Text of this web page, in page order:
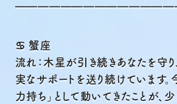
♋ 蟹座
流れ：木星が引き続きあなたを守
実なサポートを送り続けています
力持ち」として動いてきたことが、